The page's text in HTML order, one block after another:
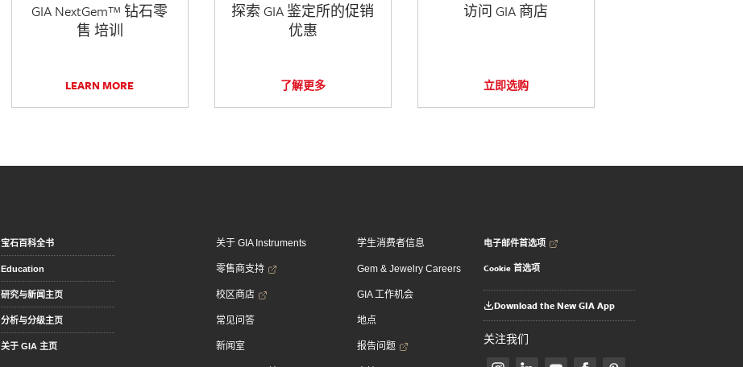
GIA NextGem™ 钻石零
售 培训
LEARN MORE
探索 GIA 鉴定所的促销
优惠
了解更多
访问 GIA 商店
立即选购
宝石百科全书
Education
研究与新闻主页
分析与分级主页
关于 GIA 主页
关于 GIA Instruments
零售商支持
校区商店
常见问答
新闻室
学生消费者信息
Gem & Jewelry Careers
GIA 工作机会
地点
报告问题
电子邮件首选项
Cookie 首选项
Download the New GIA App
关注我们